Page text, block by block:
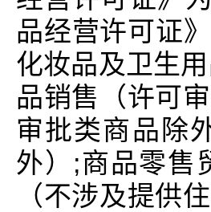
品经营许可证
化妆品及卫生
品销售（许可
审批类商品除
外）;商品零售
（不涉及提供